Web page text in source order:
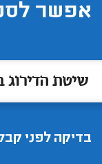
אפשר
שיטת הדירוג
בדיקה לפני